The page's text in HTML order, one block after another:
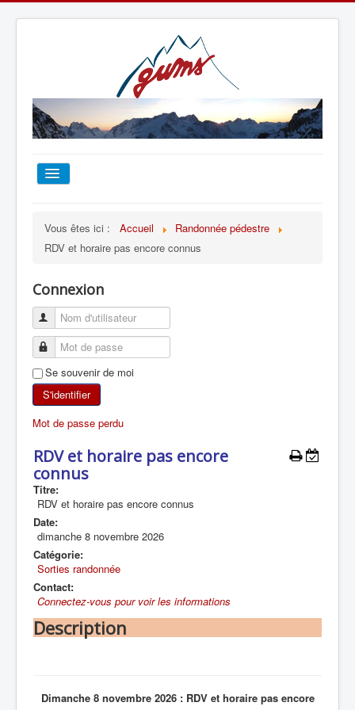
TOUT SUR LE GUMS
ESCALADE
ALPINISME
SKI DE RANDONNÉE
RANDONNÉE SPORTIVE
Vous êtes ici : Accueil
Randonnée pédestre
RDV et horaire pas encore connus
Connexion
Se souvenir de moi
S'identifier
Mot de passe perdu
RDV et horaire pas encore
connus
Titre:
RDV et horaire pas encore connus
Date:
dimanche 8 novembre 2026
Catégorie:
Sorties randonnée
Contact:
Connectez-vous pour voir les informations
Description
Dimanche 8 novembre 2026 : RDV et horaire pas encore